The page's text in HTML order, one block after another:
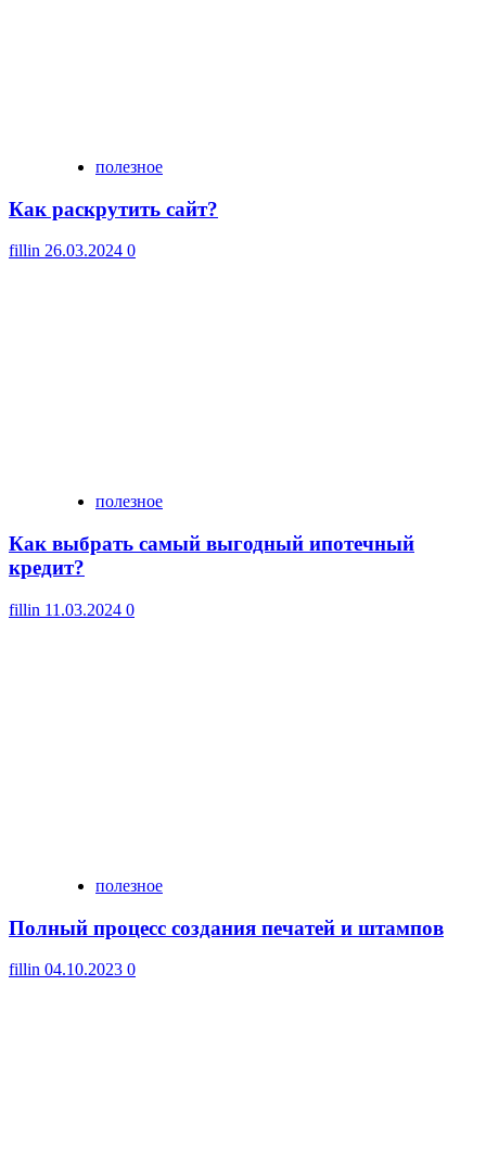
полезное
Как раскрутить сайт?
fillin 26.03.2024 0
полезное
Как выбрать самый выгодный ипотечный
кредит?
fillin 11.03.2024 0
полезное
Полный процесс создания печатей и штампов
fillin 04.10.2023 0